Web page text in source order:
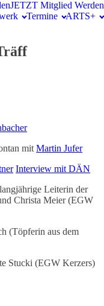
JETZT Mitglied Werden
Termine
ARTS+
mitMartin Jufer
Interview mit DÄN
Leiterin der
Christa Meier (EGW
(Töpferin aus dem
Stucki (EGW Kerzers)